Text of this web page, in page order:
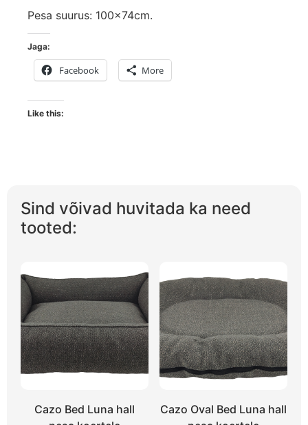
Pesa suurus: 100x74cm.
Jaga:
Facebook More
Like this:
Sind võivad huvitada ka need
tooted:
Cazo Bed Luna hall
Cazo Oval Bed Luna hall